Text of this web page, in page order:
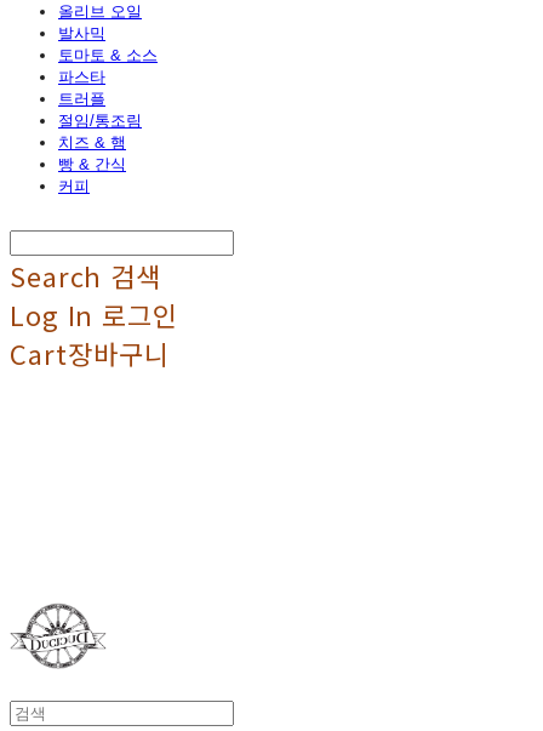
올리브 오일
발사믹
토마토 & 소스
파스타
트러플
절임/통조림
치즈 & 햄
빵 & 간식
커피
Search 검색
Log In 로그인
Cart장바구니